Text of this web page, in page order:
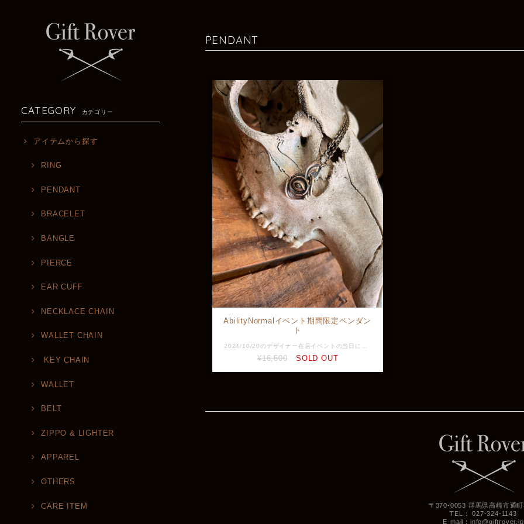
CATEGORY カテゴリー
アイテムから探す
RING
PENDANT
BRACELET
BANGLE
PIERCE
EAR CUFF
NECKLACE CHAIN
WALLET CHAIN
KEY CHAIN
WALLET
BELT
ZIPPO & LIGHTER
APPAREL
OTHERS
CARE ITEM
PENDANT
AbilityNormalイベント期間限定ペンダン
ト
¥16,500 SOLD OUT
〒370-0053 群馬県高崎市通
TEL： 027-324-1143
E-mail：info@giftrover.jp